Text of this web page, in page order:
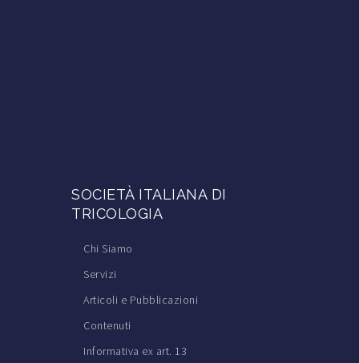
SOCIETÀ ITALIANA DI
TRICOLOGIA
Chi Siamo
Servizi
Articoli e Pubblicazioni
Contenuti
Informativa ex art. 13